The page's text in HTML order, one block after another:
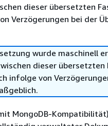
dieser übersetzten
Verzögerungen bei der
wurde maschinell
dieser übersetzten
infolge von
MongoDB-